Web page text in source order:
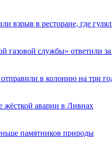
взрыв в ресторане, где
службы» ответили
в колонию на три
жёсткой аварии в Ливнах
памятников природы